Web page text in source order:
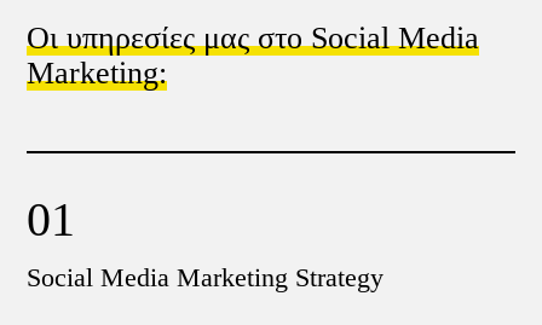
Οι υπηρεσίες μας στo Social Media
Marketing:
Social Media Marketing Strategy